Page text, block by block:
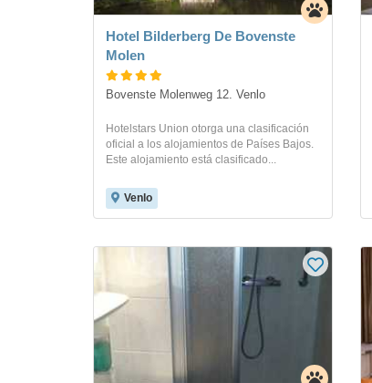
Hotel Bilderberg De Bovenste
Molen
Bovenste Molenweg 12. Venlo
Hotelstars Union otorga una clasificación
oficial a los alojamientos de Países Bajos.
Este alojamiento está clasificado...
Venlo